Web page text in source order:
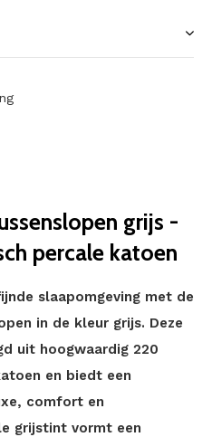
grijs -
percale katoen
slaapomgeving met de
in de kleur grijs. Deze
uit hoogwaardig 220
en biedt een
comfort en
grijstint vormt een